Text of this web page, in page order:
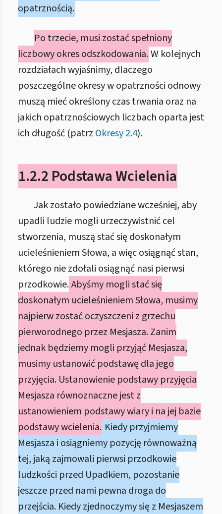
opatrznością.
Po trzecie, musi zostać spełniony
liczbowy okres odszkodowania.W kolejnych
rozdziałach wyjaśnimy, dlaczego
poszczególne okresy w opatrzności odnowy
muszą mieć określony czas trwania oraz na
jakich opatrznościowych liczbach oparta jest
ich długość (patrz Okresy 2.4).
1.2.2 Podstawa Wcielenia
Jak zostało powiedziane wcześniej, aby
upadli ludzie mogli urzeczywistnić cel
stworzenia, muszą stać się doskonałym
ucieleśnieniem Słowa, a więc osiągnąć stan,
którego nie zdołali osiągnąć nasi pierwsi
przodkowie.Abyśmy mogli stać się
doskonałym ucieleśnieniem Słowa, musimy
najpierw zostać oczyszczeni z grzechu
pierworodnego przez Mesjasza. Zanim
jednak będziemy mogli przyjąć Mesjasza,
musimy ustanowić podstawę dla jego
przyjęcia. Ustanowienie podstawy przyjęcia
Mesjasza równoznaczne jest z
ustanowieniem podstawy wiary i na jej bazie
podstawy wcielenia. Kiedy przyjmiemy
Mesjasza i osiągniemy pozycję równoważną
tej, jaką zajmowali pierwsi przodkowie
ludzkości przed Upadkiem, pozostanie
jeszcze przed nami pewna droga do
przejścia. Kiedy zjednoczymy się z Mesjaszem